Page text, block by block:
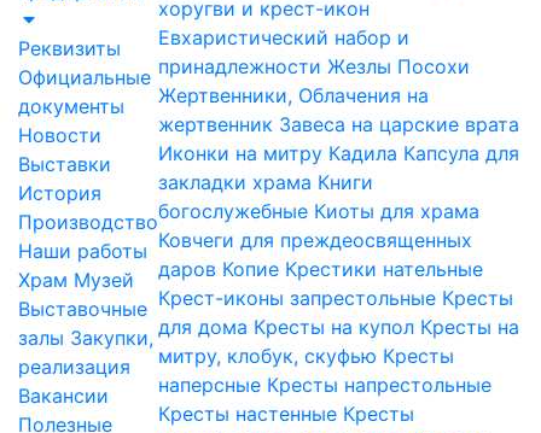
Реквизиты
Официальные
документы
Новости
Выставки
История
Производство
Наши работы
Храм Музей
Выставочные
залы Закупки,
реализация
Вакансии
Полезные
хоругви и крест-икон
Евхаристический набор и
принадлежности Жезлы Посохи
Жертвенники, Облачения на
жертвенник Завеса на царские врата
Иконки на митру Кадила Капсула для
закладки храма Книги
богослужебные Киоты для храма
Ковчеги для преждеосвященных
даров Копие Крестики нательные
Крест-иконы запрестольные Кресты
для дома Кресты на купол Кресты на
митру, клобук, скуфью Кресты
наперсные Кресты напрестольные
Кресты настенные Кресты